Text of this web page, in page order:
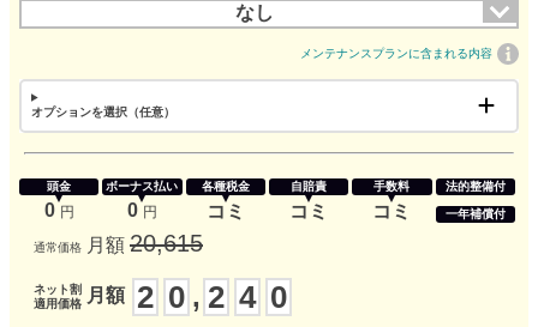
なし
メンテナンスプランに含まれる内容
オプションを選択（任意）
頭金
0 円
ボーナス払い
0 円
各種税金
コミ
自賠責
コミ
手数料
コミ
法的整備付
一年補償付
通常価格 月額 20,615
ネット割
適用価格
月額 2 0 , 2 4 0